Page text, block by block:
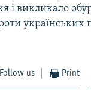
і викликало
українських
Follow us Print